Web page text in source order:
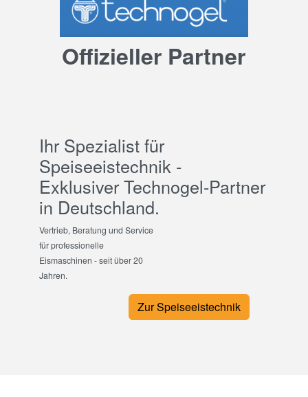
Offizieller Partner
Ihr Spezialist für
Speiseeistechnik -
Exklusiver Technogel-Partner
in Deutschland.
Vertrieb, Beratung und Service
für professionelle
Eismaschinen - seit über 20
Jahren.
Zur Speiseeistechnik